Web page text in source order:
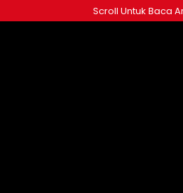
ke
Scroll Untuk Baca